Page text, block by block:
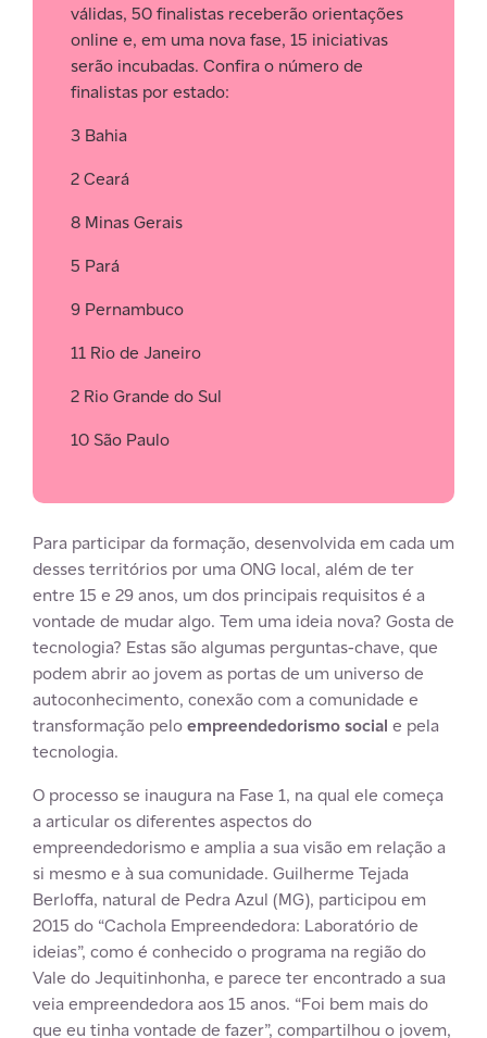
válidas, 50 finalistas receberão orientações
online e, em uma nova fase, 15 iniciativas
serão incubadas. Confira o número de
finalistas por estado:
3 Bahia
2 Ceará
8 Minas Gerais
5 Pará
9 Pernambuco
11 Rio de Janeiro
2 Rio Grande do Sul
10 São Paulo
Para participar da formação, desenvolvida em cada um
desses territórios por uma ONG local, além de ter
entre 15 e 29 anos, um dos principais requisitos é a
vontade de mudar algo. Tem uma ideia nova? Gosta de
tecnologia? Estas são algumas perguntas-chave, que
podem abrir ao jovem as portas de um universo de
autoconhecimento, conexão com a comunidade e
transformação peloempreendedorismo social e pela
tecnologia.
O processo se inaugura na Fase 1, na qual ele começa
a articular os diferentes aspectos do
empreendedorismo e amplia a sua visão em relação a
si mesmo e à sua comunidade. Guilherme Tejada
Berloffa, natural de Pedra Azul (MG), participou em
2015 do “Cachola Empreendedora: Laboratório de
ideias”, como é conhecido o programa na região do
Vale do Jequitinhonha, e parece ter encontrado a sua
veia empreendedora aos 15 anos. “Foi bem mais do
que eu tinha vontade de fazer”, compartilhou o jovem,